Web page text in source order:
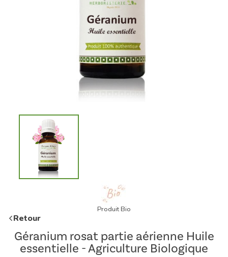
Produit Bio
Retour
Géranium rosat partie aérienne Huile
essentielle - Agriculture Biologique